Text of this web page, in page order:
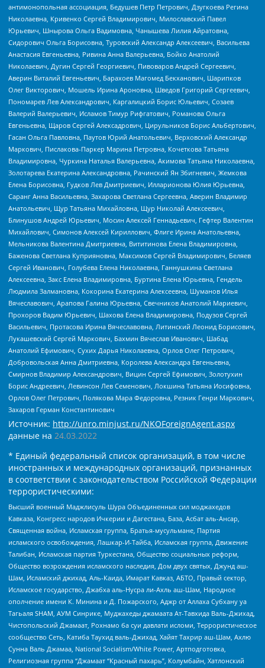
антимонопольная ассоциация, Бедушев Петр Петрович, Дзугкоева Регина
Николаевна, Кривенко Сергей Владимирович, Милославский Павел
Юрьевич, Шнырова Ольга Вадимовна, Чанышева Лилия Айратовна,
Сидорович Ольга Борисовна, Туровский Александр Алексеевич, Васильева
Анастасия Евгеньевна, Ривина Анна Валерьевна, Бойко Анатолий
Николаевич, Дугин Сергей Георгиевич, Пивоваров Андрей Сергеевич,
Аверин Виталий Евгеньевич, Барахоев Магомед Бекханович, Шарипков
Олег Викторович, Мошель Ирина Ароновна, Шведов Григорий Сергеевич,
Пономарев Лев Александрович, Каргалицкий Борис Юльевич, Созаев
Валерий Валерьевич, Исламов Тимур Рифгатович, Романова Ольга
Евгеньевна, Щаров Сергей Алексадрович, Цирульников Борис Альбертович,
Гасан Ольга Павловна, Паутов Юрий Анатольевич, Верховский Александр
Маркович, Пислакова-Паркер Марина Петровна, Кочеткова Татьяна
Владимировна, Чуркина Наталья Валерьевна, Акимова Татьяна Николаевна,
Золотарева Екатерина Александровна, Рачинский Ян Збигневич, Жемкова
Елена Борисовна, Гудков Лев Дмитриевич, Илларионова Юлия Юрьевна,
Саранг Анна Васильевна, Захарова Светлана Сергеевна, Аверин Владимир
Анатольевич, Щур Татьяна Михайловна, Щур Николай Алексеевич,
Блинушов Андрей Юрьевич, Мосин Алексей Геннадьевич, Гефтер Валентин
Михайлович, Симонов Алексей Кириллович, Флиге Ирина Анатольевна,
Мельникова Валентина Дмитриевна, Вититинова Елена Владимировна,
Баженова Светлана Куприяновна, Максимов Сергей Владимирович, Беляев
Сергей Иванович, Голубева Елена Николаевна, Ганнушкина Светлана
Алексеевна, Закс Елена Владимировна, Буртина Елена Юрьевна, Гендель
Людмила Залмановна, Кокорина Екатерина Алексеевна, Шуманов Илья
Вячеславович, Арапова Галина Юрьевна, Свечников Анатолий Мариевич,
Прохоров Вадим Юрьевич, Шахова Елена Владимировна, Подузов Сергей
Васильевич, Протасова Ирина Вячеславовна, Литинский Леонид Борисович,
Лукашевский Сергей Маркович, Бахмин Вячеслав Иванович, Шабад
Анатолий Ефимович, Сухих Дарья Николаевна, Орлов Олег Петрович,
Добровольская Анна Дмитриевна, Королева Александра Евгеньевна,
Смирнов Владимир Александрович, Вицин Сергей Ефимович, Золотухин
Борис Андреевич, Левинсон Лев Семенович, Локшина Татьяна Иосифовна,
Орлов Олег Петрович, Полякова Мара Федоровна, Резник Генри Маркович,
Захаров Герман Константинович
Источник: http://unro.minjust.ru/NKOForeignAgent.aspx
данные на 24.03.2022
* Единый федеральный список организаций, в том числе
иностранных и международных организаций, признанных
в соответствии с законодательством Российской Федерации
террористическими:
Высший военный Маджлисуль Шура Объединенных сил моджахедов
Кавказа, Конгресс народов Ичкерии и Дагестана, База, Асбат аль-Ансар,
Священная война, Исламская группа, Братья-мусульмане, Партия
исламского освобождения, Лашкар-И-Тайба, Исламская группа, Движение
Талибан, Исламская партия Туркестана, Общество социальных реформ,
Общество возрождения исламского наследия, Дом двух святых, Джунд аш-
Шам, Исламский джихад, Аль-Каида, Имарат Кавказ, АБТО, Правый сектор,
Исламское государство, Джабха аль-Нусра ли-Ахль аш-Шам, Народное
ополчение имени К. Минина и Д. Пожарского, Аджр от Аллаха Субхану уа
Тагьаля SHAM, АУМ Синрике, Муджахеды джамаата Ат-Тавхида Валь-Джихад,
Чистопольский Джамаат, Рохнамо ба суи давлати исломи, Террористическое
сообщество Сеть, Катиба Таухид валь-Джихад, Хайят Тахрир аш-Шам, Ахлю
Сунна Валь Джамаа, National Socialism/White Power, Артподготовка,
Религиозная группа “Джамаат “Красный пахарь”, Колумбайн, Хатлонский